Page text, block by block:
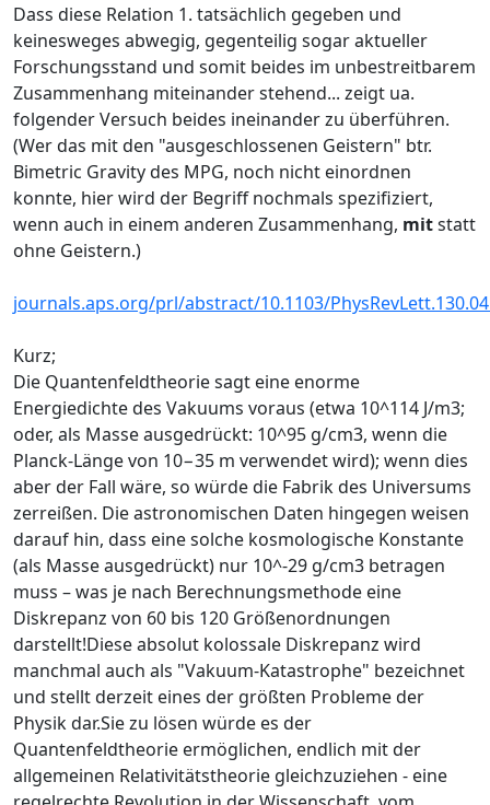
Dass diese Relation 1. tatsächlich gegeben und
keinesweges abwegig, gegenteilig sogar aktueller
Forschungsstand und somit beides im unbestreitbarem
Zusammenhang miteinander stehend... zeigt ua.
folgender Versuch beides ineinander zu überführen.
(Wer das mit den "ausgeschlossenen Geistern" btr.
Bimetric Gravity des MPG, noch nicht einordnen
konnte, hier wird der Begriff nochmals spezifiziert,
wenn auch in einem anderen Zusammenhang, mitstatt
ohne Geistern.)
journals.aps.org/prl/abstract/10.1103/
Kurz;
Die Quantenfeldtheorie sagt eine enorme
Energiedichte des Vakuums voraus (etwa 10^114 J/m3;
oder, als Masse ausgedrückt: 10^95 g/cm3, wenn die
Planck-Länge von 10−35 m verwendet wird); wenn dies
aber der Fall wäre, so würde die Fabrik des Universums
zerreißen. Die astronomischen Daten hingegen weisen
darauf hin, dass eine solche kosmologische Konstante
(als Masse ausgedrückt) nur 10^-29 g/cm3 betragen
muss – was je nach Berechnungsmethode eine
Diskrepanz von 60 bis 120 Größenordnungen
darstellt!Diese absolut kolossale Diskrepanz wird
manchmal auch als "Vakuum-Katastrophe" bezeichnet
und stellt derzeit eines der größten Probleme der
Physik dar.Sie zu lösen würde es der
Quantenfeldtheorie ermöglichen, endlich mit der
allgemeinen Relativitätstheorie gleichzuziehen - eine